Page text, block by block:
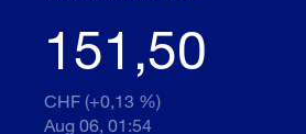
151,50
CHF (+0,13 %)
Aug 06, 01:54